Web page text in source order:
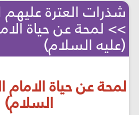
شذرات العترة
>> لمحة عن حياة
(عليه السلام)
لمحة عن حياة الامام
السلام)